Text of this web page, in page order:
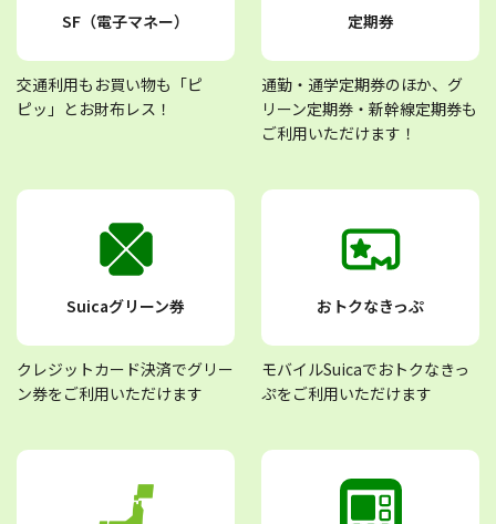
SF（電子マネー）
交通利用もお買い物も「ピ
ピッ」とお財布レス！
定期券
通勤・通学定期券のほか、グ
リーン定期券・新幹線定期券も
ご利用いただけます！
Suicaグリーン券
クレジットカード決済でグリー
ン券をご利用いただけます
おトクなきっぷ
モバイルSuicaでおトクなきっ
ぷをご利用いただけます